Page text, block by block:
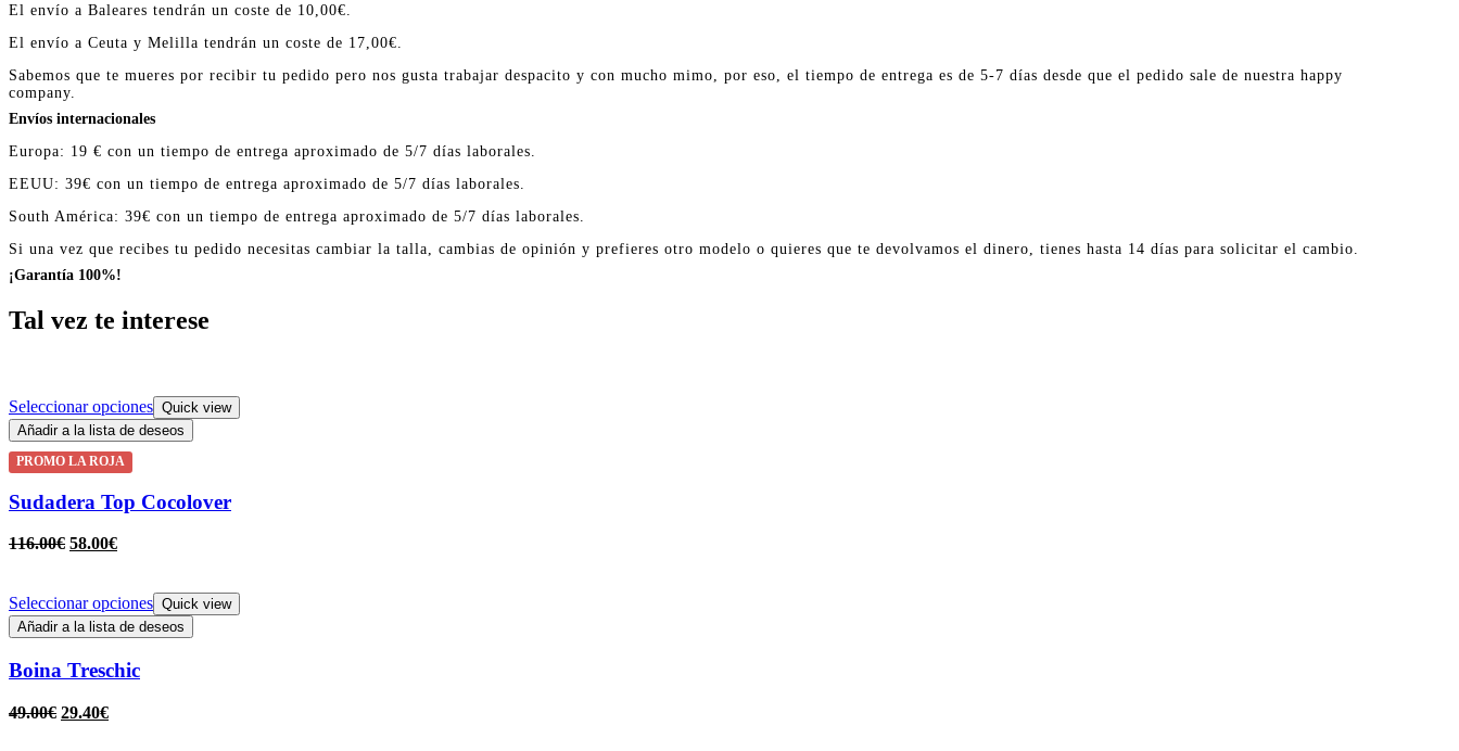
El envío a Baleares tendrán un coste de 10,00€.
El envío a Ceuta y Melilla tendrán un coste de 17,00€.
Sabemos que te mueres por recibir tu pedido pero nos gusta trabajar despacito y con mucho mimo, por eso, el tiempo de entrega es de 5-7 días desde que el pedido sale de nuestra happy
company.
Envíos internacionales
Europa: 19 € con un tiempo de entrega aproximado de 5/7 días laborales.
EEUU: 39€ con un tiempo de entrega aproximado de 5/7 días laborales.
South América: 39€ con un tiempo de entrega aproximado de 5/7 días laborales.
Si una vez que recibes tu pedido necesitas cambiar la talla, cambias de opinión y prefieres otro modelo o quieres que te devolvamos el dinero, tienes hasta 14 días para solicitar el cambio.
¡Garantía 100%!
Tal vez te interese
Seleccionar opciones Quick view
Añadir a la lista de deseos
PROMO LA ROJA
Sudadera Top Cocolover
116.00€ 58.00€
Seleccionar opciones Quick view
Añadir a la lista de deseos
Boina Treschic
49.00€ 29.40€